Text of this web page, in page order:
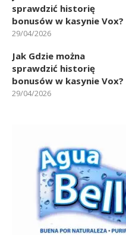
sprawdzić historię
bonusów w kasynie Vox?
29/04/2026
Jak Gdzie można
sprawdzić historię
bonusów w kasynie Vox?
29/04/2026